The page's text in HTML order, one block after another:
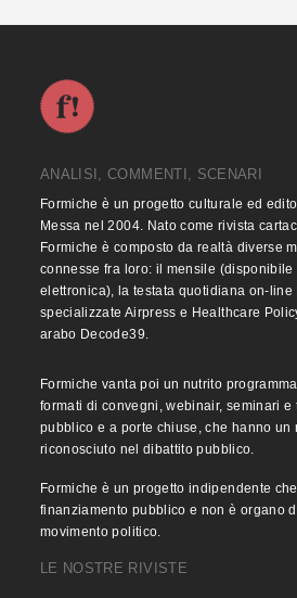
ANALISI, COMMENTI, SCENARI
Formiche è un progetto culturale ed
Messa nel 2004. Nato come rivista
Formiche è composto da realtà diverse
connesse fra loro: il mensile
elettronica), la testata quotidiana on-line
specializzate Airpress e Healthcare
arabo Decode39.
Formiche vanta poi un nutrito
formati di convegni, webinair, seminari
pubblico e a porte chiuse, che hanno un
riconosciuto nel dibattito pubblico.
Formiche è un progetto indipendente
finanziamento pubblico e non è organo
movimento politico.
LE NOSTRE RIVISTE